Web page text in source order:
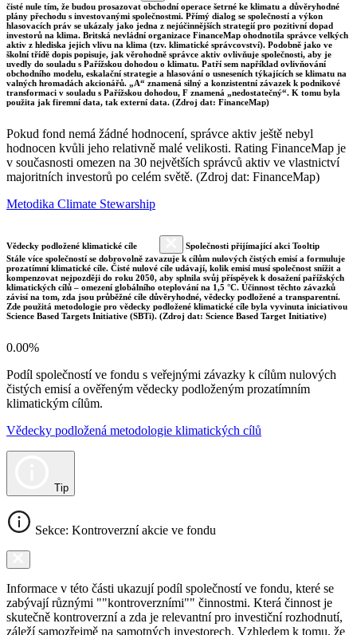
čisté nule tím, že budou prosazovat obchodní operace šetrné ke klimatu a důvěryhodné
plány přechodu s investovanými společnostmi. Přímý dialog se společností a výkon
hlasovacích práv se ukázaly jako jedna z nejúčinnějších strategií pro pozitivní dopad
investorů na klima. Britská nevládní organizace FinanceMap ohodnotila správce velkých
aktiv z hlediska jejich vlivu na klima (tzv. klimatické správcovství). Podobně jako ve
školní třídě dopis popisuje, jak věrohodně správce aktiv ovlivňuje společnosti, aby je
uvedly do souladu s Pařížskou dohodou o klimatu. Patří sem například ovlivňování
obchodního modelu, eskalační strategie a hlasování o usneseních týkajících se klimatu na
valných hromadách akcionářů. „A“ znamená silný a konzistentní závazek k podnikové
transformaci v souladu s Pařížskou dohodou, F znamená „nedostatečný“. K tomu byla
použita jak firemní data, tak externí data. (Zdroj dat: FinanceMap)
Pokud fond nemá žádné hodnocení, správce aktiv ještě nebyl
hodnocen kvůli jeho relativně malé velikosti. Rating FinanceMap je
v současnosti omezen na 30 největších správců aktiv ve vlastnictví
majoritních investorů po celém světě. (Zdroj dat: FinanceMap)
Metodika Climate Stewarship
Vědecky podložené klimatické cíle
Společnosti přijímající akci Tooltip
Stále více společností se dobrovolně zavazuje k cílům nulových čistých emisí a formuluje
prozatímní klimatické cíle. Čisté nulové cíle udávají, kolik emisí musí společnost snížit a
kompenzovat nejpozději do roku 2050, aby splnila svůj příspěvek k dosažení pařížských
klimatických cílů – omezení globálního oteplování na 1,5 °C. Účinnost těchto závazků
závisí na tom, zda jsou průběžné cíle důvěryhodné, vědecky podložené a transparentní.
Zde použitá metodologie pro vědecky podložené klimatické cíle byla vyvinuta iniciativou
Science Based Targets Initiative (SBTi). (Zdroj dat: Science Based Target Initiative)
0.00%
Podíl společností ve fondu s veřejnými závazky k cílům nulových
čistých emisí a ověřeným vědecky podloženým prozatímním
klimatickým cílům.
Vědecky podložená metodologie klimatických cílů
Tip
Sekce: Kontroverzní akcie ve fondu
Informace v této části ukazují podíl společností ve fondu, které se
zabývají různými ""kontroverzními"" činnostmi. Která činnost je
skutečně kontroverzní a zda je relevantní pro investiční rozhodnutí,
záleží samozřejmě na samotných investorech. Vzhledem k tomu, že